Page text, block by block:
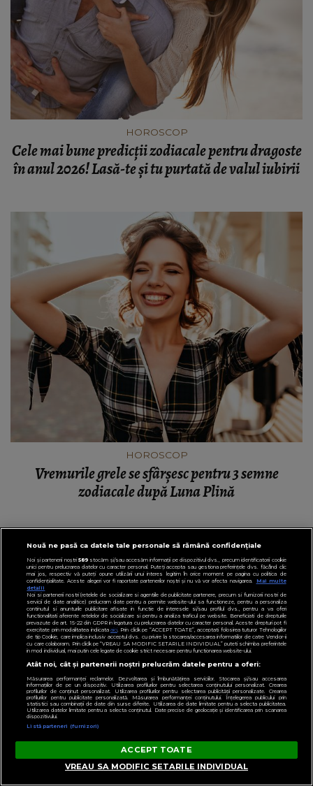
HOROSCOP
Cele mai bune predicții zodiacale pentru dragoste
în anul 2026! Lasă-te și tu purtată de valul iubirii
HOROSCOP
Vremurile grele se sfârșesc pentru 3 semne
zodiacale după Luna Plină
Nouă ne pasă ca datele tale personale să rămână confidențiale
Noi și partenerii noștri589stocăm și/sau accesăm informații pe dispozitivul dvs., precum identificatorii cookie
unici pentru prelucrarea datelor cu caracter personal. Puteți accepta sau gestiona preferințele dvs. făcând clic
mai jos, respectiv vă puteți opune utilizării unui interes legitim în orice moment pe pagina cu politica de
confidențialitate. Aceste alegeri vor fi raportate partenerilor noștri și nu vă vor afecta navigarea.
Mai multe
detalii
Noi si partenerii nostri (retelele de socializare si agentiile de publicitate partenere, precum si furnizorii nostri de
servicii de date analitice) prelucram date pentru a permite website-ului sa functioneze, pentru a personaliza
continutul si anunturile publicitare afisate in functie de interesele si/sau profilul dvs., pentru a va oferi
functionalitati aferente retelelor de socializare si pentru a analiza traficul pe website. Beneficiati de drepturile
prevazute de art. 15-22 din GDPR in legatura cu prelucrarea datelor cu caracter personal. Aceste drepturi pot fi
exercitate prin modalitatea indicataaici. Prin click pe “ACCEPT TOATE”, acceptati folosirea tuturor Tehnologiilor
de tip Cookie, care implica inclusiv acceptul dvs. cu privire la stocarea/accesarea informatiilor de catre Vendor-ii
cu care colaboram. Prin click pe “VREAU SA MODIFIC SETARILE INDIVIDUAL” puteti schimba preferintele
in mod individual, mai putin cele legate de cookie strict necesare pentru functionarea website-ului.
Atât noi, cât și partenerii noștri prelucrăm datele pentru a oferi:
Măsurarea performanței reclamelor. Dezvoltarea și îmbunătățirea serviciilor. Stocarea și/sau accesarea
informațiilor de pe un dispozitiv. Utilizarea profilurilor pentru selectarea conținutului personalizat. Crearea
profilurilor de conținut personalizat. Utilizarea profilurilor pentru selectarea publicității personalizate. Crearea
profilurilor pentru publicitate personalizată. Măsurarea performanței conținutului. Înțelegerea publicului prin
statistici sau combinații de date din surse diferite. Utilizarea de date limitate pentru a selecta publicitatea.
Utilizarea datelor limitate pentru a selecta conținutul. Date precise de geolocație și identificarea prin scanarea
dispozitivului.
Listă parteneri (furnizori)
ACCEPT TOATE
VREAU SA MODIFIC SETARILE INDIVIDUAL